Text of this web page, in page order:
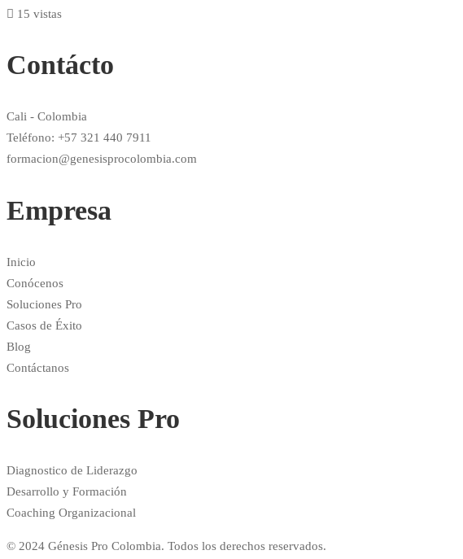
15 vistas
Contácto
Cali - Colombia
Teléfono: +57 321 440 7911
formacion@genesisprocolombia.com
Empresa
Inicio
Conócenos
Soluciones Pro
Casos de Éxito
Blog
Contáctanos
Soluciones Pro
Diagnostico de Liderazgo
Desarrollo y Formación
Coaching Organizacional
© 2024 Génesis Pro Colombia. Todos los derechos reservados.